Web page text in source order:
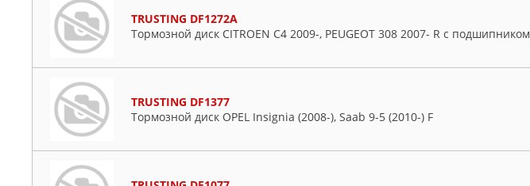
Jeep
KIA
Lancia
Land Rover
Lexus
Mazda
Mercedes
Nissan
TRUSTING DF1272A
Тормозной диск CITROEN C4 2009-, PEUGEOT 308 2007- R с подшипником
TRUSTING DF1377
Тормозной диск OPEL Insignia (2008-), Saab 9-5 (2010-) F